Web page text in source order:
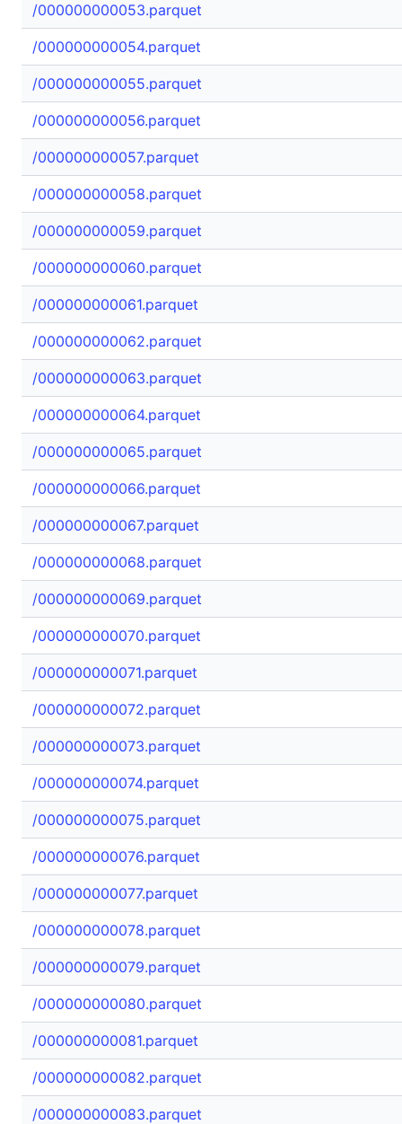
/000000000053.parquet
/000000000054.parquet
/000000000055.parquet
/000000000056.parquet
/000000000057.parquet
/000000000058.parquet
/000000000059.parquet
/000000000060.parquet
/000000000061.parquet
/000000000062.parquet
/000000000063.parquet
/000000000064.parquet
/000000000065.parquet
/000000000066.parquet
/000000000067.parquet
/000000000068.parquet
/000000000069.parquet
/000000000070.parquet
/000000000071.parquet
/000000000072.parquet
/000000000073.parquet
/000000000074.parquet
/000000000075.parquet
/000000000076.parquet
/000000000077.parquet
/000000000078.parquet
/000000000079.parquet
/000000000080.parquet
/000000000081.parquet
/000000000082.parquet
/000000000083.parquet